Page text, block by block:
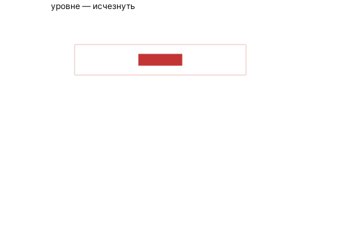
уровне — исчезнуть